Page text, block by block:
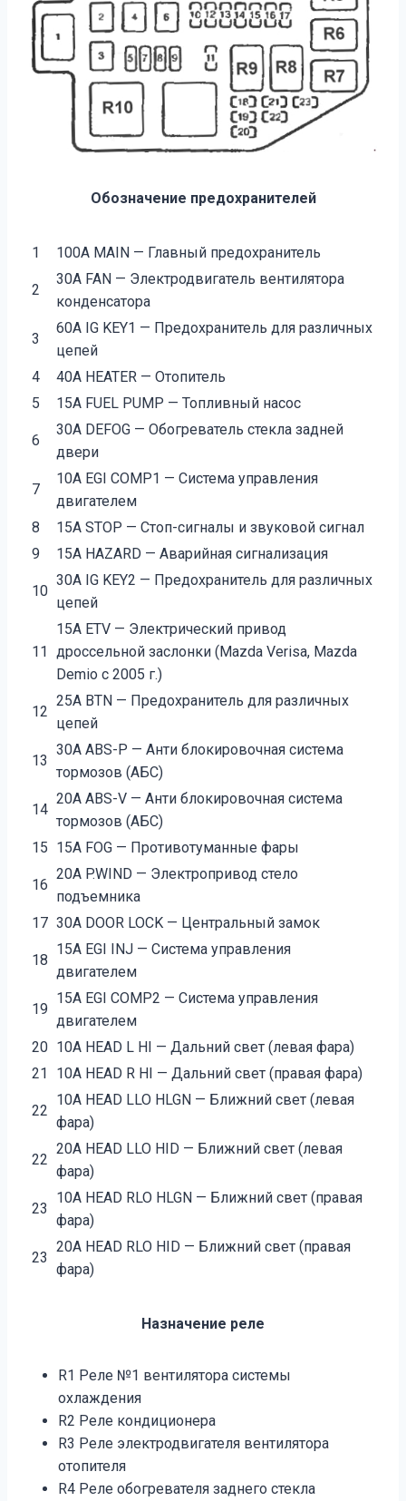
Обозначение предохранителей
1 100А MAIN — Главный предохранитель
2
30А FAN — Электродвигатель вентилятора
конденсатора
3
60А IG KEY1 — Предохранитель для различных
цепей
4
40А HEATER — Отопитель
5
15А FUEL PUMP — Топливный насос
6
30А DEFOG — Обогреватель стекла задней
двери
7
10А EGI COMP1 — Система управления
двигателем
8
15А STOP — Стоп-сигналы и звуковой сигнал
9
15А HAZARD — Аварийная сигнализация
10
30А IG KEY2 — Предохранитель для различных
цепей
11
15А ETV — Электрический привод
дроссельной заслонки (Mazda Verisa, Mazda
Demio с 2005 г.)
12
25А BTN — Предохранитель для различных
цепей
13
30А ABS-P — Анти блокировочная система
тормозов (АБС)
14
20А ABS-V — Анти блокировочная система
тормозов (АБС)
15 15А FOG — Противотуманные фары
16
20А P.WIND — Электропривод стело
подъемника
17 30А DOOR LOCK — Центральный замок
18
15А EGI INJ — Система управления
двигателем
19
15А EGI COMP2 — Система управления
двигателем
20 10А HEAD L HI — Дальний свет (левая фара)
21
10А HEAD R HI — Дальний свет (правая фара)
22
10А HEAD LLO HLGN — Ближний свет (левая
фара)
22
20А HEAD LLO HID — Ближний свет (левая
фара)
23
10А HEAD RLO HLGN — Ближний свет (правая
фара)
23
20А HEAD RLO HID — Ближний свет (правая
фара)
Назначение реле
R1 Реле №1 вентилятора системы
охлаждения
R2 Реле кондиционера
R3 Реле электродвигателя вентилятора
отопителя
R4 Реле обогревателя заднего стекла